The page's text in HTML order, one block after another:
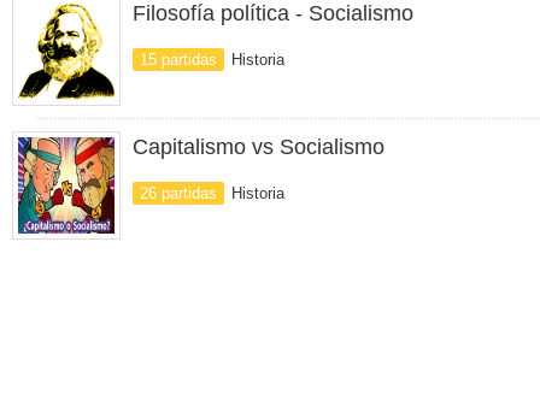
Filosofía política - Socialismo
15 partidas Historia
Capitalismo vs Socialismo
26 partidas Historia